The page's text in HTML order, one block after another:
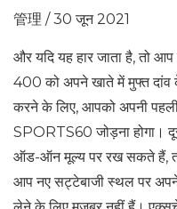
管理 / 30 जून 2021
और यदि यह हार जाता है, तो
400 को अपने खाते में मुफ्त दांव
करने के लिए, आपको अपनी
SPORTS60 जोड़ना होगा।
ऑड-ऑन मूल्य पर रख सकते हैं,
आप नए सट्टेबाजी स्थल पर